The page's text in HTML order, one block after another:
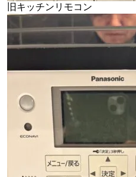
旧キッチンリモコン